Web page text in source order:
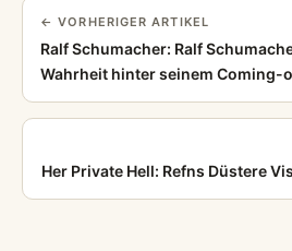
← VORHERIGER ARTIKEL
Ralf Schumacher: Ralf
Wahrheit hinter seinem Coming-
Her Private Hell: Refns Düstere